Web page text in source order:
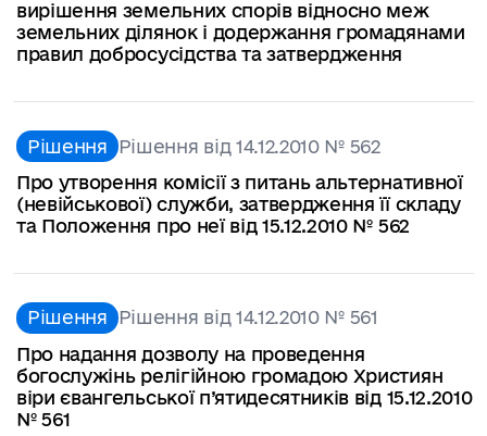
вирішення земельних спорів відносно меж
земельних ділянок і додержання громадянами
правил добросусідства та затвердження
Рішення Рішення від 14.12.2010 № 562
Про утворення комісії з питань альтернативної
(невійськової) служби, затвердження її складу
та Положення про неї від 15.12.2010 № 562
Рішення Рішення від 14.12.2010 № 561
Про надання дозволу на проведення
богослужінь релігійною громадою Християн
віри євангельської п’ятидесятників від 15.12.2010
№ 561